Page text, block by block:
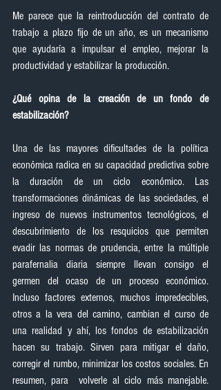
Me parece que la reintroducción del contrato de
trabajo a plazo fijo de un año, es un mecanismo
que ayudaría a impulsar el empleo, mejorar la
productividad y estabilizar la producción.
¿Qué opina de la creación de un fondo de
estabilización?
Una de las mayores dificultades de la política
económica radica en su capacidad predictiva sobre
la duración de un ciclo económico. Las
transformaciones dinámicas de las sociedades, el
ingreso de nuevos instrumentos tecnológicos, el
descubrimiento de los resquicios que permiten
evadir las normas de prudencia, entre la múltiple
parafernalia diaria siempre llevan consigo el
germen del ocaso de un proceso económico.
Incluso factores externos, muchos impredecibles,
otros a la vera del camino, cambian el curso de
una realidad y ahí, los fondos de estabilización
hacen su trabajo. Sirven para mitigar el daño,
corregir el rumbo, minimizar los costos sociales. En
resumen, para  volverle al ciclo más manejable.